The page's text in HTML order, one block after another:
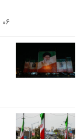
۰۶ تیر ۱۴۰۵